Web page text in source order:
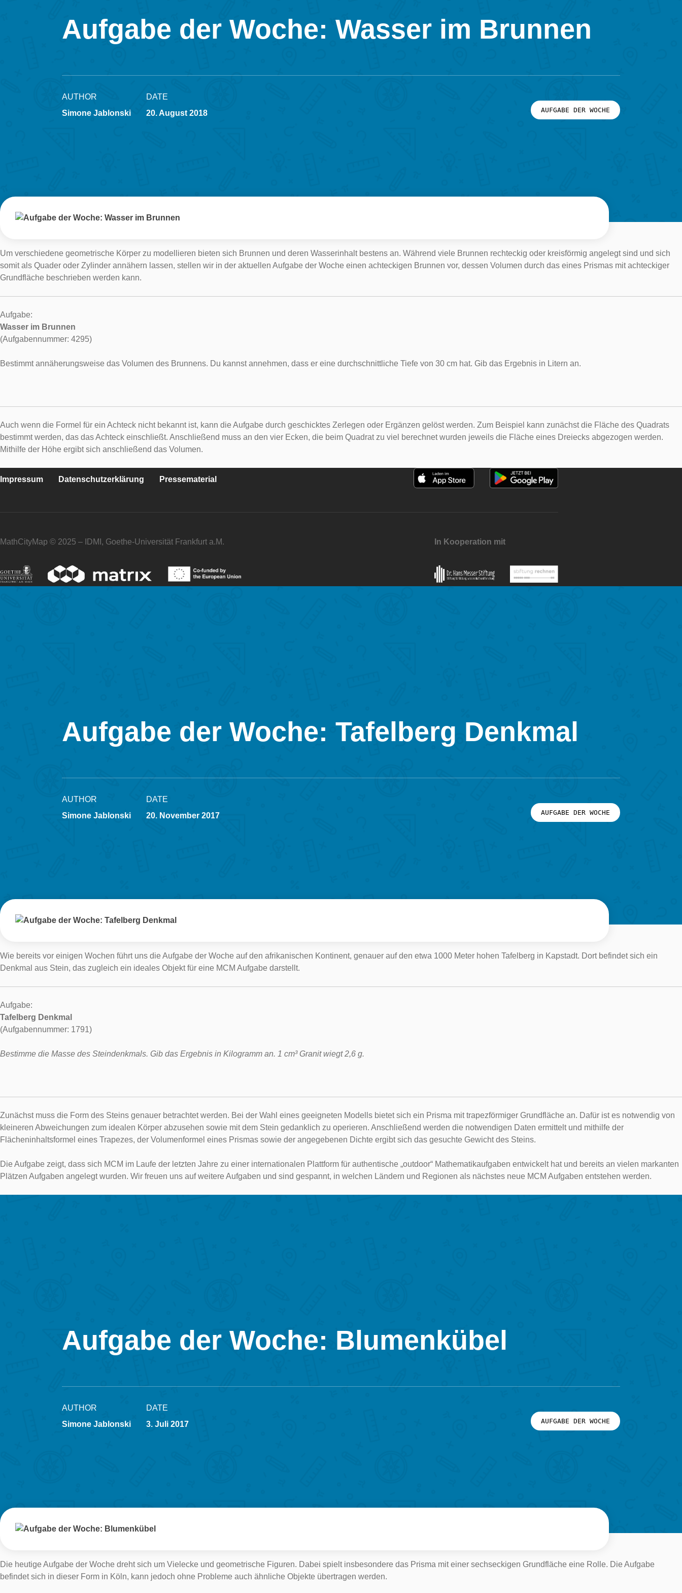
Aufgabe der Woche: Wasser im Brunnen
AUTHOR
Simone Jablonski
DATE
20. August 2018
AUFGABE DER WOCHE
Um verschiedene geometrische Körper zu modellieren bieten sich Brunnen und deren Wasserinhalt bestens an. Während viele Brunnen rechteckig oder kreisförmig angelegt sind und sich
somit als Quader oder Zylinder annähern lassen, stellen wir in der aktuellen Aufgabe der Woche einen achteckigen Brunnen vor, dessen Volumen durch das eines Prismas mit achteckiger
Grundfläche beschrieben werden kann.
Aufgabe:
Wasser im Brunnen
(Aufgabennummer: 4295)
Bestimmt annäherungsweise das Volumen des Brunnens. Du kannst annehmen, dass er eine durchschnittliche Tiefe von 30 cm hat. Gib das Ergebnis in Litern an.
Auch wenn die Formel für ein Achteck nicht bekannt ist, kann die Aufgabe durch geschicktes Zerlegen oder Ergänzen gelöst werden. Zum Beispiel kann zunächst die Fläche des Quadrats
bestimmt werden, das das Achteck einschließt. Anschließend muss an den vier Ecken, die beim Quadrat zu viel berechnet wurden jeweils die Fläche eines Dreiecks abgezogen werden.
Mithilfe der Höhe ergibt sich anschließend das Volumen.
Impressum Datenschutzerklärung Pressematerial
MathCityMap © 2025 – IDMI, Goethe-Universität Frankfurt a.M. In Kooperation mit
Aufgabe der Woche: Tafelberg Denkmal
AUTHOR
Simone Jablonski
DATE
20. November 2017
AUFGABE DER WOCHE
Wie bereits vor einigen Wochen führt uns die Aufgabe der Woche auf den afrikanischen Kontinent, genauer auf den etwa 1000 Meter hohen Tafelberg in Kapstadt. Dort befindet sich ein
Denkmal aus Stein, das zugleich ein ideales Objekt für eine MCM Aufgabe darstellt.
Aufgabe:
Tafelberg Denkmal
(Aufgabennummer: 1791)
Bestimme die Masse des Steindenkmals. Gib das Ergebnis in Kilogramm an. 1 cm³ Granit wiegt 2,6 g.
Zunächst muss die Form des Steins genauer betrachtet werden. Bei der Wahl eines geeigneten Modells bietet sich ein Prisma mit trapezförmiger Grundfläche an. Dafür ist es notwendig von
kleineren Abweichungen zum idealen Körper abzusehen sowie mit dem Stein gedanklich zu operieren. Anschließend werden die notwendigen Daten ermittelt und mithilfe der
Flächeninhaltsformel eines Trapezes, der Volumenformel eines Prismas sowie der angegebenen Dichte ergibt sich das gesuchte Gewicht des Steins.
Die Aufgabe zeigt, dass sich MCM im Laufe der letzten Jahre zu einer internationalen Plattform für authentische „outdoor“ Mathematikaufgaben entwickelt hat und bereits an vielen markanten
Plätzen Aufgaben angelegt wurden. Wir freuen uns auf weitere Aufgaben und sind gespannt, in welchen Ländern und Regionen als nächstes neue MCM Aufgaben entstehen werden.
Aufgabe der Woche: Blumenkübel
AUTHOR
Simone Jablonski
DATE
3. Juli 2017
AUFGABE DER WOCHE
Die heutige Aufgabe der Woche dreht sich um Vielecke und geometrische Figuren. Dabei spielt insbesondere das Prisma mit einer sechseckigen Grundfläche eine Rolle. Die Aufgabe
befindet sich in dieser Form in Köln, kann jedoch ohne Probleme auch ähnliche Objekte übertragen werden.